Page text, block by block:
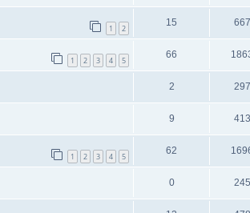
1 2
15
1 2 3 4 5
66
2
9
1 2 3 4 5
62
0